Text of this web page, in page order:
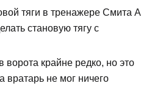
тяги в тренажере Смита А
становую тягу с
ворота крайне редко, но это
вратарь не мог ничего